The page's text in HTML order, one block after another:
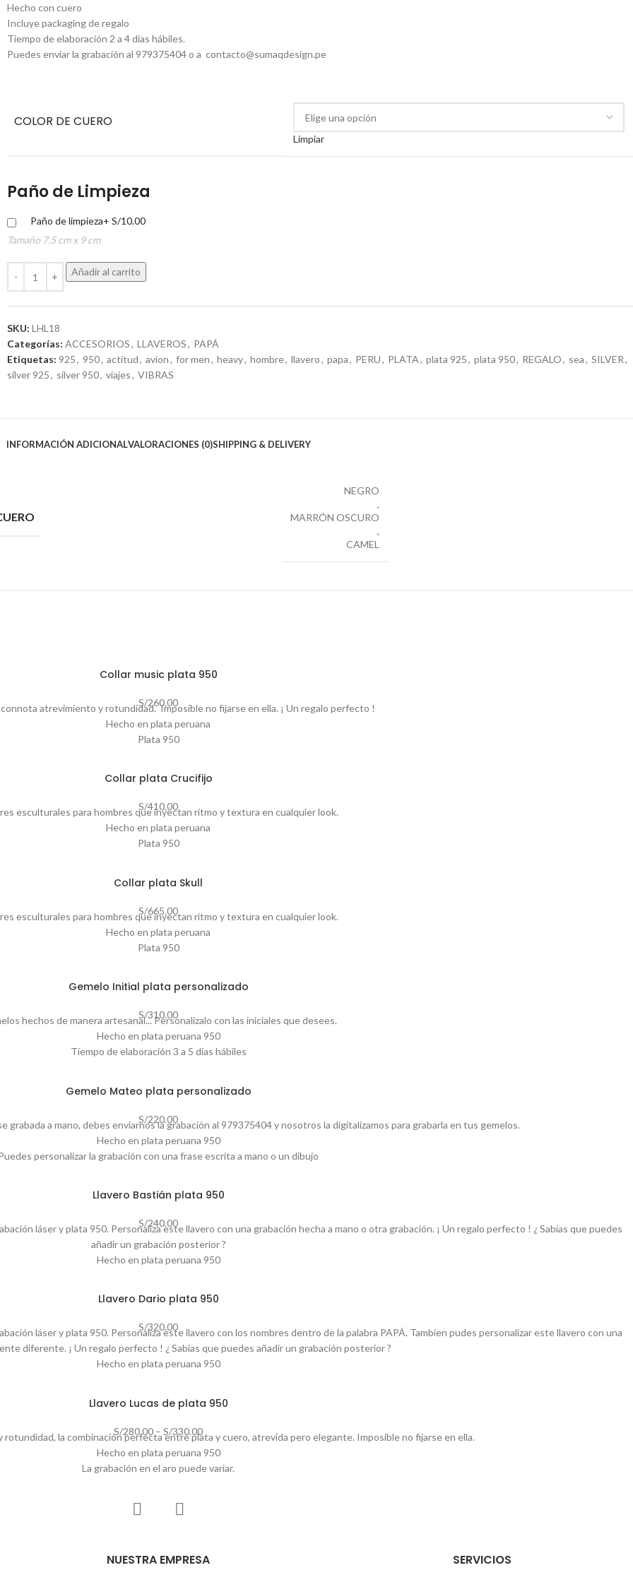
Hecho con cuero
Incluye packaging de regalo
Tiempo de elaboración 2 a 4 días hábiles.
Puedes enviar la grabación al 979375404 o a contacto@sumaqdesign.pe
COLOR DE CUERO
Limpiar
Paño de Limpieza
Paño de limpieza+ S/10.00
Tamaño 7.5 cm x 9 cm
Añadir al carrito
SKU: LHL18
Categorías: ACCESORIOS, LLAVEROS, PAPÁ
Etiquetas: 925, 950, actitud, avion, for men, heavy, hombre, llavero, papa, PERU, PLATA, plata 925, plata 950, REGALO, sea, SILVER,
silver 925, silver 950, viajes, VIBRAS
INFORMACIÓN ADICIONALVALORACIONES (0)SHIPPING & DELIVERY
NEGRO
,
MARRÓN OSCURO
,
CAMEL
Collar music plata 950
S/260.00
atrevimiento y rotundidad. Imposible no fijarse en ella. ¡ Un regalo perfecto !
Hecho en plata peruana
Plata 950
Puedes personalizar este collar
Tiempo de elaboración de 3 a 5 días habiles.
Collar plata Crucifijo
S/410.00
esculturales para hombres que inyectan ritmo y textura en cualquier look.
Hecho en plata peruana
Plata 950
Joya en stock
Collar plata Skull
S/665.00
esculturales para hombres que inyectan ritmo y textura en cualquier look.
Hecho en plata peruana
Plata 950
Grosor de cadena 3 mm
Gemelo Initial plata personalizado
S/310.00
hechos de manera artesanal... Personalizalo con las iniciales que desees.
Hecho en plata peruana 950
Tiempo de elaboración 3 a 5 días hábiles
Si tienes una duda adicional, puedes escribirnos al 979375404
Gemelo Mateo plata personalizado
S/220.00
grabada a mano, debes enviarnos la grabación al 979375404 y nosotros la digitalizamos para grabarla en tus gemelos.
Hecho en plata peruana 950
personalizar la grabación con una frase escrita a mano o un dibujo
Inlcuye packaging de regalo
Si tienes una duda adicional, puedes escribirnos al 979375404
Llavero Bastián plata 950
S/240.00
láser y plata 950. Personaliza este llavero con una grabación hecha a mano o otra grabación. ¡ Un regalo perfecto ! ¿ Sabías que puedes
añadir un grabación posterior ?
Hecho en plata peruana 950
Elaboración 4 a 6 días hábiles
Puedes enviar la grabación al 979375404 o a contacto@sumaqdesign.pe
Llavero Dario plata 950
S/320.00
láser y plata 950. Personaliza este llavero con los nombres dentro de la palabra PAPÁ. Tambien pudes personalizar este llavero con una
diferente. ¡ Un regalo perfecto ! ¿ Sabías que puedes añadir un grabación posterior ?
Hecho en plata peruana 950
Tiempo de elaboración 3 a 5 días hábiles.
Puedes enviar la grabación al 979375404 o a contacto@sumaqdesign.pe
Llavero Lucas de plata 950
S/280.00 – S/330.00
la combinación perfecta entre plata y cuero, atrevida pero elegante. Imposible no fijarse en ella.
Hecho en plata peruana 950
La grabación en el aro puede variar.
Tiempo de elaboración 3 a 4 días hábiles
NUESTRA EMPRESA SERVICIOS